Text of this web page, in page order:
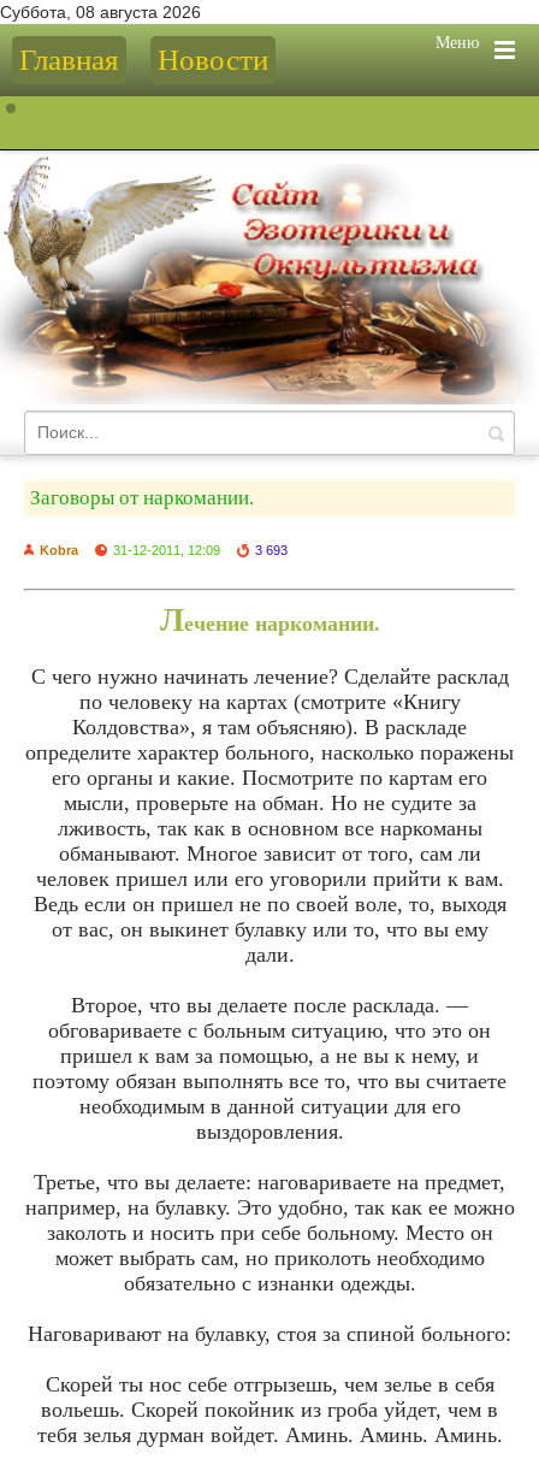
Суббота, 08 августа 2026
Меню
Главная Новости
Заговоры от наркомании.
Kobra 31-12-2011, 12:09 3 693
Лечение наркомании.
С чего нужно начинать лечение? Сделайте расклад
по человеку на картах (смотрите «Книгу
Колдовства», я там объясняю). В раскладе
определите характер больного, насколько поражены
его органы и какие. Посмотрите по картам его
мысли, проверьте на обман. Но не судите за
лживость, так как в основном все наркоманы
обманывают. Многое зависит от того, сам ли
человек пришел или его уговорили прийти к вам.
Ведь если он пришел не по своей воле, то, выходя
от вас, он выкинет булавку или то, что вы ему
дали.
Второе, что вы делаете после расклада. —
обговариваете с больным ситуацию, что это он
пришел к вам за помощью, а не вы к нему, и
поэтому обязан выполнять все то, что вы считаете
необходимым в данной ситуации для его
выздоровления.
Третье, что вы делаете: наговариваете на предмет,
например, на булавку. Это удобно, так как ее можно
заколоть и носить при себе больному. Место он
может выбрать сам, но приколоть необходимо
обязательно с изнанки одежды.
Наговаривают на булавку, стоя за спиной больного:
Скорей ты нос себе отгрызешь, чем зелье в себя
вольешь. Скорей покойник из гроба уйдет, чем в
тебя зелья дурман войдет. Аминь. Аминь. Аминь.